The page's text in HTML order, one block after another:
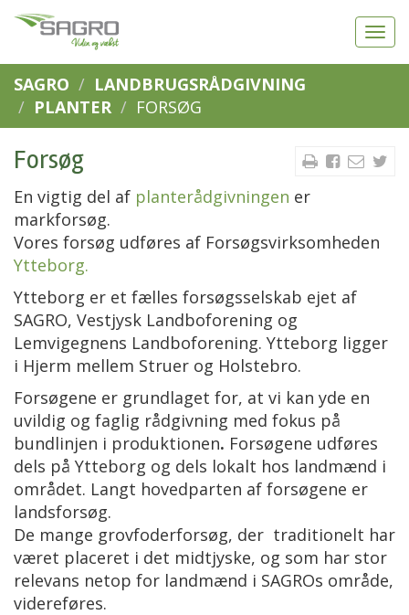
SAGRO
LANDBRUGSRÅDGIVNING
PLANTER
FORSØG
Forsøg
En vigtig del af planterådgivningen er
markforsøg.
Vores forsøg udføres af Forsøgsvirksomheden
Ytteborg.
Ytteborg er et fælles forsøgsselskab ejet af
SAGRO, Vestjysk Landboforening og
Lemvigegnens Landboforening. Ytteborg ligger
i Hjerm mellem Struer og Holstebro.
Forsøgene er grundlaget for, at vi kan yde en
uvildig og faglig rådgivning med fokus på
bundlinjen i produktionen. Forsøgene udføres
dels på Ytteborg og dels lokalt hos landmænd i
området. Langt hovedparten af forsøgene er
landsforsøg.
De mange grovfoderforsøg, der traditionelt har
været placeret i det midtjyske, og som har stor
relevans netop for landmænd i SAGROs område,
videreføres.